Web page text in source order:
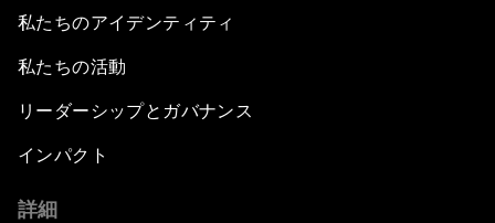
私たちのアイデンティティ
私たちの活動
リーダーシップとガバナンス
インパクト
詳細